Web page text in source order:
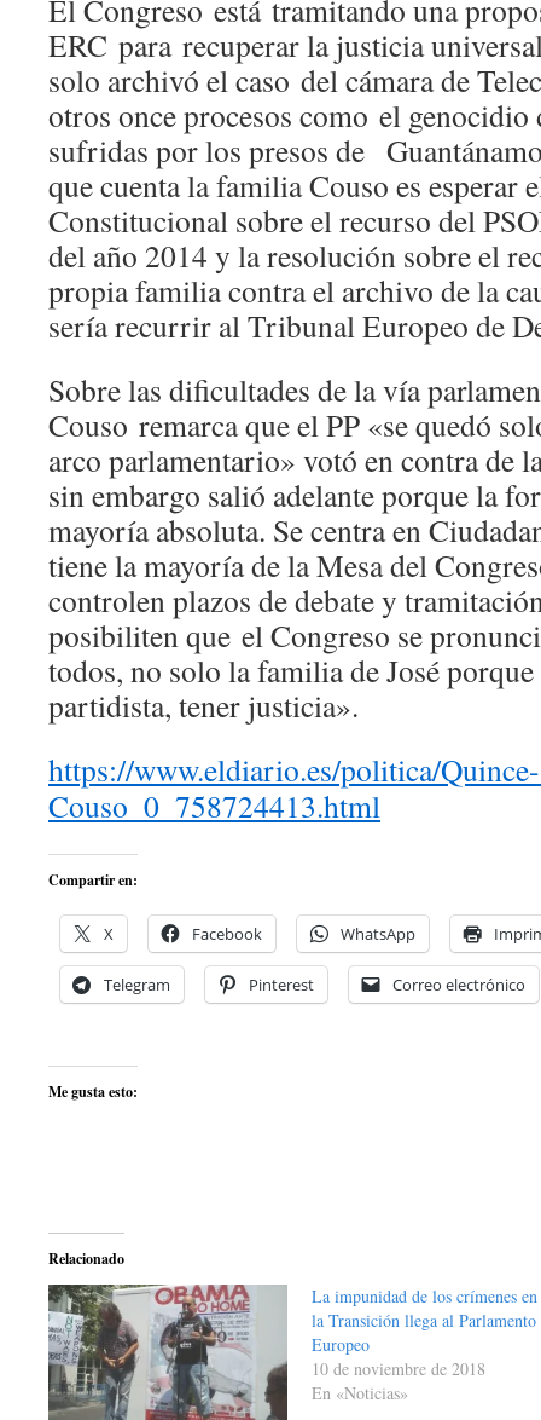
El Congreso está tramitando una
ERC para recuperar la justicia
solo archivó el caso del cámara de
otros once procesos como el
sufridas por los presos de
que cuenta la familia Couso es esperar
Constitucional sobre el recurso del
del año 2014 y la resolución sobre el
propia familia contra el archivo de la
sería recurrir al Tribunal Europeo de
Sobre las dificultades de la vía
Couso remarca que el PP «se quedó
arco parlamentario» votó en contra de
sin embargo salió adelante porque la
mayoría absoluta. Se centra en
tiene la mayoría de la Mesa del
controlen plazos de debate y
posibiliten que el Congreso se
todos, no solo la familia de José porque
partidista, tener justicia».
https://www.eldiario.es/politica/
Couso_0_758724413.html
Compartir en:
X Facebook WhatsApp
Telegram Pinterest Correo electrónico
Me gusta esto:
Relacionado
La impunidad de los crímenes en
la Transición llega al Parlamento
Europeo
10 de noviembre de 2018
En «Noticias»